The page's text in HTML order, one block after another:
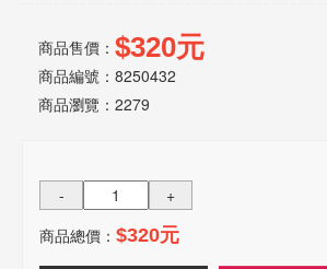
商品售價： $320元
商品編號：8250432
商品瀏覽： 2279
-
+
商品總價： $320元